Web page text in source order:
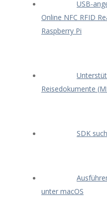
USB-
Online NFC RFID
Raspberry Pi
Reisedokumente
SDK
unter macOS